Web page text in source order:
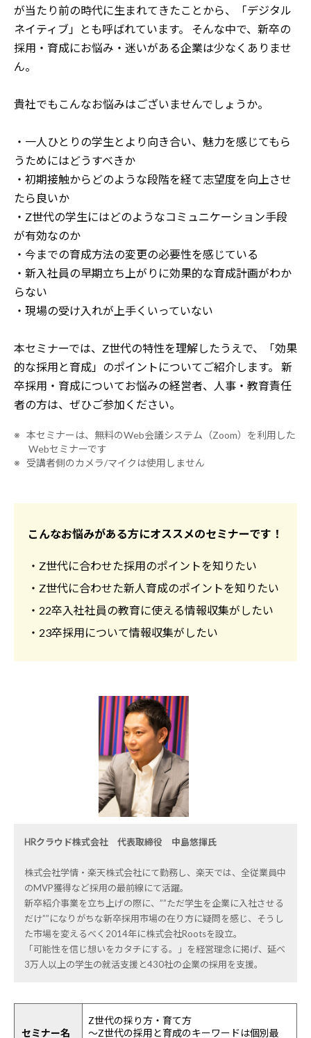
が当たり前の時代に生まれてきたことから、「デジタル
ネイティブ」とも呼ばれています。 そんな中で、新卒の
採用・育成にお悩み・迷いがある企業は少なくありませ
ん。
貴社でもこんなお悩みはございませんでしょうか。
・一人ひとりの学生とより向き合い、魅力を感じてもら
うためにはどうすべきか
・初期接触からどのような段階を経て志望度を向上させ
たら良いか
・Z世代の学生にはどのようなコミュニケーション手段
が有効なのか
・今までの育成方法の変更の必要性を感じている
・新入社員の早期立ち上がりに効果的な育成計画がわか
らない
・現場の受け入れが上手くいっていない
本セミナーでは、Z世代の特性を理解したうえで、「効果
的な採用と育成」のポイントについてご紹介します。 新
卒採用・育成についてお悩みの経営者、人事・教育責任
者の方は、ぜひご参加ください。
※ 本セミナーは、無料のWeb会議システム（Zoom）を利用した
Webセミナーです
※ 受講者側のカメラ/マイクは使用しません
こんなお悩みがある方にオススメのセミナーです！
・Z世代に合わせた採用のポイントを知りたい
・Z世代に合わせた新人育成のポイントを知りたい
・22卒入社社員の教育に使える情報収集がしたい
・23卒採用について情報収集がしたい
HRクラウド株式会社 代表取締役 中島悠揮氏
株式会社学情・楽天株式会社にて勤務し、楽天では、全従業員中
のMVP獲得など採用の最前線にて活躍。
新卒紹介事業を立ち上げの際に、””ただ学生を企業に入社させる
だけ””になりがちな新卒採用市場の在り方に疑問を感じ、そうし
た市場を変えるべく2014年に株式会社Rootsを設立。
「可能性を信じ想いをカタチにする。」を経営理念に掲げ、延べ
3万人以上の学生の就活支援と430社の企業の採用を支援。
セミナー名
Z世代の採り方・育て方
～Z世代の採用と育成のキーワードは個別最